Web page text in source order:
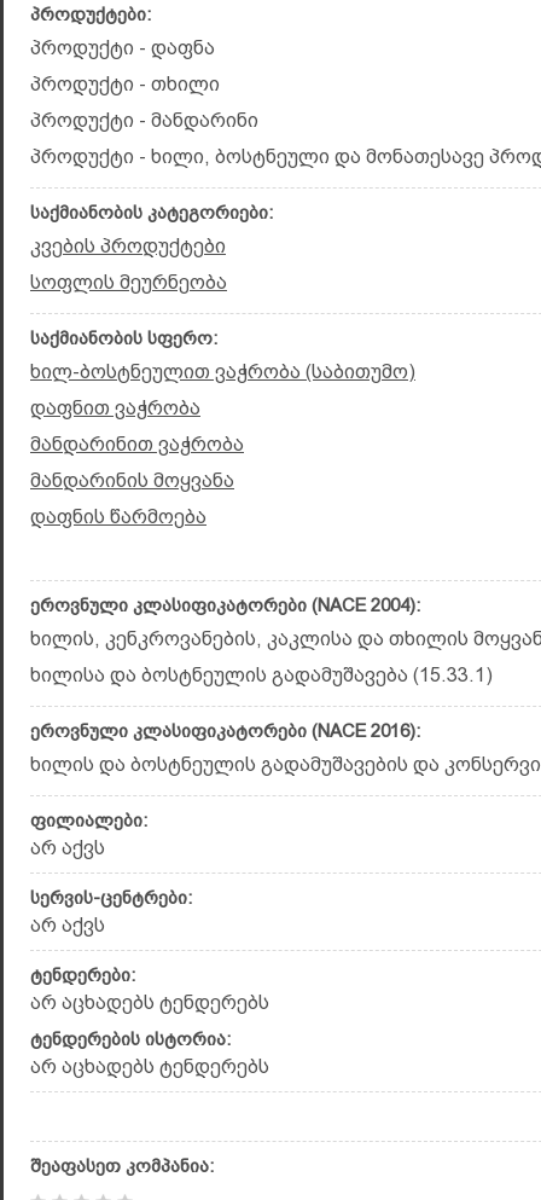
პროდუქტები:
პროდუქტი - დაფნა
პროდუქტი - თხილი
პროდუქტი - მანდარინი
პროდუქტი - ხილი, ბოსტნეული და მონათესავე
საქმიანობის კატეგორიები:
კვების პროდუქტები
სოფლის მეურნეობა
საქმიანობის სფერო:
ხილ-ბოსტნეულით ვაჭრობა (საბითუმო)
დაფნით ვაჭრობა
მანდარინით ვაჭრობა
მანდარინის მოყვანა
დაფნის წარმოება
ეროვნული კლასიფიკატორები (NACE 2004):
ხილის, კენკროვანების, კაკლისა და თხილის
ხილისა და ბოსტნეულის გადამუშავება (15.33.1)
ეროვნული კლასიფიკატორები (NACE 2016):
ხილის და ბოსტნეულის გადამუშავების და
ფილიალები:
არ აქვს
სერვის-ცენტრები:
არ აქვს
ტენდერები:
არ აცხადებს ტენდერებს
ტენდერების ისტორია:
არ აცხადებს ტენდერებს
შეაფასეთ კომპანია: